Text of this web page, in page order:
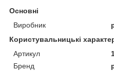
Основні
Виробник
Користувальницькі
Артикул
Бренд